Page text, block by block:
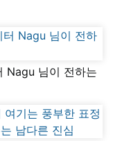
Nagu 님이 전하는